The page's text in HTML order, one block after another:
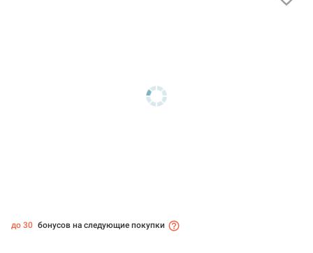
до 30 бонусов на следующие покупки